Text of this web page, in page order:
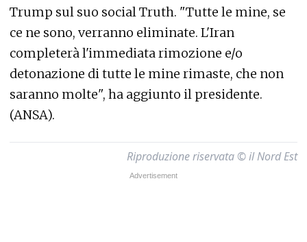
Trump sul suo social Truth. "Tutte le mine, se
ce ne sono, verranno eliminate. L'Iran
completerà l'immediata rimozione e/o
detonazione di tutte le mine rimaste, che non
saranno molte", ha aggiunto il presidente.
(ANSA).
Riproduzione riservata © il Nord Est